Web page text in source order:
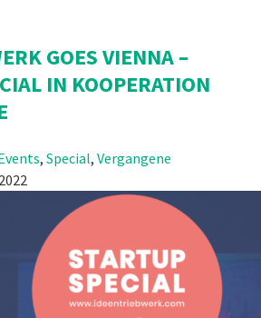
GOES VIENNA –
IN KOOPERATION
, Special, Vergangene